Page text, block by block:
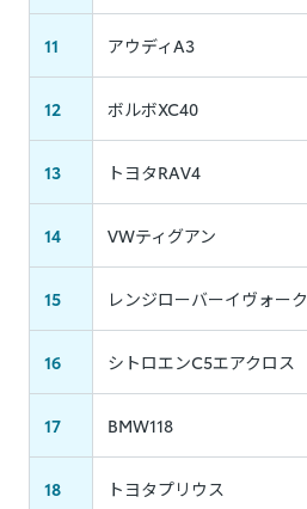
11 アウディA3
12 ボルボXC40
13 トヨタRAV4
14 VWティグアン
15 レンジローバーイヴォーク
16 シトロエンC5エアクロス
17 BMW118
18 トヨタプリウス